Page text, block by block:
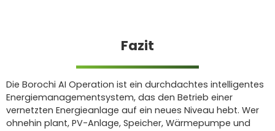
Fazit
Die Borochi AI Operation ist ein durchdachtes intelligentes
Energiemanagementsystem, das den Betrieb einer
vernetzten Energieanlage auf ein neues Niveau hebt. Wer
ohnehin plant, PV-Anlage, Speicher, Wärmepumpe und